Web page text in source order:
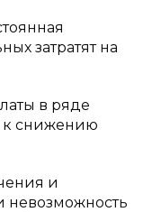
затратят на
в ряде
к снижению
и
невозможность